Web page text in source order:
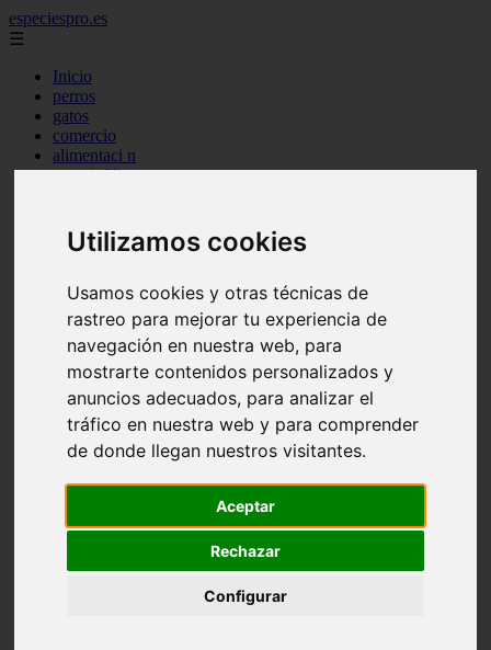
Utilizamos cookies
Usamos cookies y otras técnicas de
rastreo para mejorar tu experiencia de
navegación en nuestra web, para
mostrarte contenidos personalizados y
anuncios adecuados, para analizar el
tráfico en nuestra web y para comprender
de donde llegan nuestros visitantes.
Aceptar
Rechazar
Configurar
especiespro.es
☰
Inicio
perros
gatos
comercio
alimentaci n
acuariofilia
tenencia responsable
ventas
aves
marketing
bienestar
peque os mam feros
verano
legislaci n
peluquer a
accesorios
peluquer a canina
consejos
protagonistas
abandono